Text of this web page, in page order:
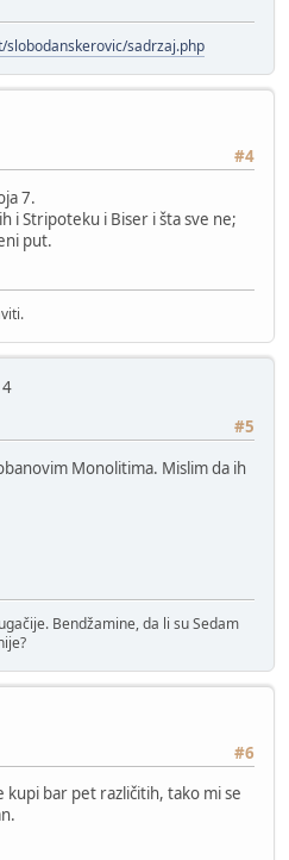
sadrzaj.php
#4
7.
i Stripoteku i Biser i šta sve ne;
put.
4
#5
Monolitima. Mislim da ih
Bendžamine, da li su Sedam
#6
kupi bar pet različitih, tako mi se